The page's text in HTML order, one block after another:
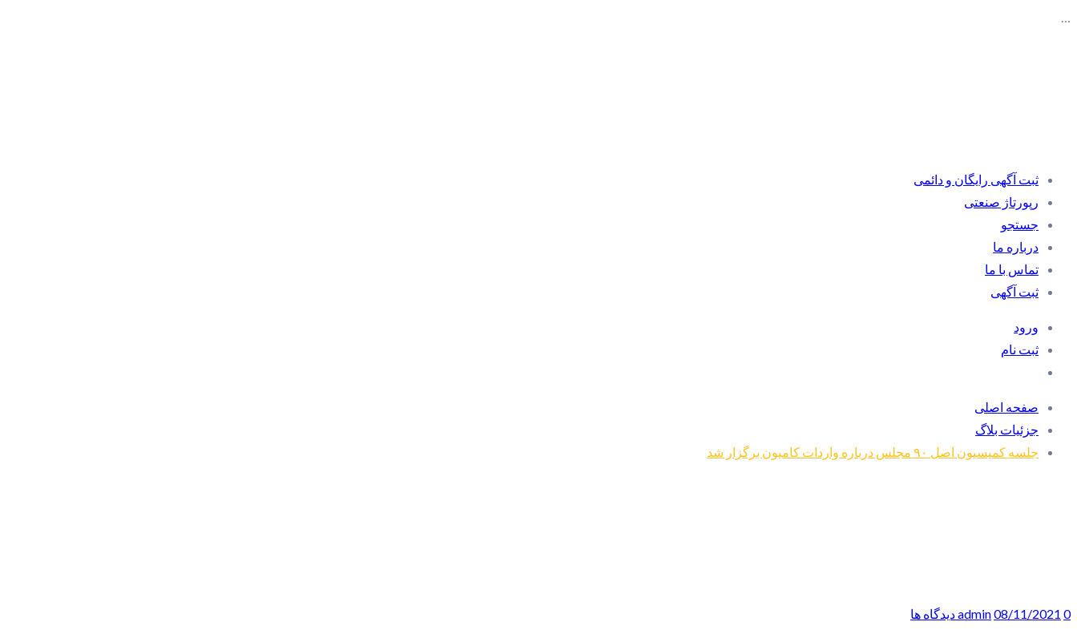
…
ثبت آگهی رایگان و دائمی
رپورتاژ صنعتی
جستجو
درباره ما
تماس با ما
ثبت آگهی
ورود
ثبت نام
صفحه اصلی
جزئیات بلاگ
جلسه کمیسیون اصل ۹۰ مجلس درباره واردات کامیون برگزار شد
admin08/11/2021 0 دیدگاه ها